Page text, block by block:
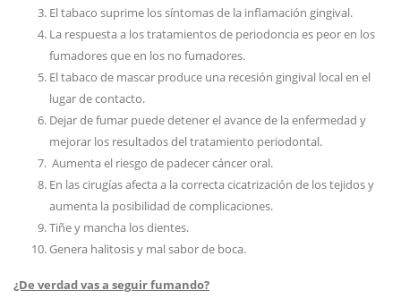
El tabaco suprime los síntomas de la inflamación gingival.
La respuesta a los tratamientos de periodoncia es peor en los
fumadores que en los no fumadores.
El tabaco de mascar produce una recesión gingival local en el
lugar de contacto.
Dejar de fumar puede detener el avance de la enfermedad y
mejorar los resultados del tratamiento periodontal.
Aumenta el riesgo de padecer cáncer oral.
En las cirugías afecta a la correcta cicatrización de los tejidos y
aumenta la posibilidad de complicaciones.
Tiñe y mancha los dientes.
Genera halitosis y mal sabor de boca.
¿De verdad vas a seguir fumando?